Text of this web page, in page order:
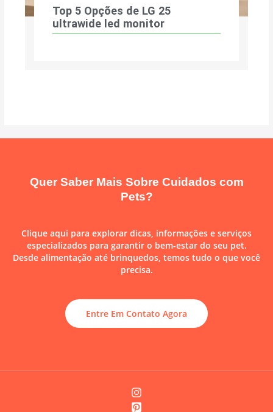
Top 5 Opções de LG 25
ultrawide led monitor
Quer Saber Mais Sobre Cuidados com
Pets?
Clique aqui para explorar dicas, informações e serviços
especializados para garantir o bem-estar do seu pet.
Desde alimentação até brinquedos, temos tudo o que você
precisa.
Entre Em Contato Agora